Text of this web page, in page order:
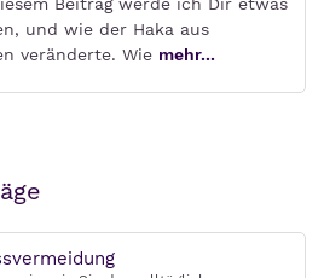
und wie der Haka aus
veränderte. Wie mehr...